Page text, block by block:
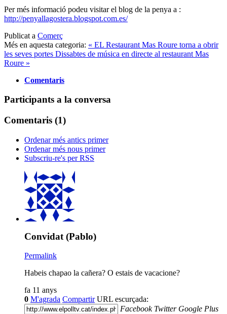
Per més informació podeu visitar el blog de la penya a :
http://penyallagostera.blogspot.com.es/
Publicat a Comerç
Més en aquesta categoria: « EL Restaurant Mas Roure torna a obrir
les seves portes Dissabtes de música en directe al restaurant Mas
Roure »
Comentaris
Participants a la conversa
Comentaris (1)
Ordenar més antics primer
Ordenar més nous primer
Subscriu-re's per RSS
Convidat (Pablo)
Permalink
Habeis chapao la cañera? O estais de vacacione?
fa 11 anys
0 M'agrada Compartir URL escurçada:
Facebook Twitter Google Plus